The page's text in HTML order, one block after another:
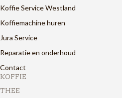
Koffie Service Westland
Koffiemachine huren
Jura Service
Reparatie en onderhoud
Contact
KOFFIE
THEE